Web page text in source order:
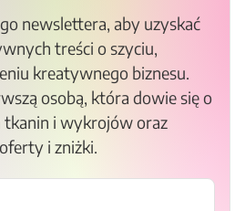
newslettera, aby uzyskać
treści o szyciu,
kreatywnego biznesu.
osobą, która dowie się o
tkanin i wykrojów oraz
i zniżki.